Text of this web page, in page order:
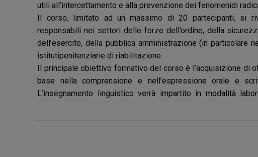
utili all’intercettamento e alla prevenzione dei fenomenidi
Il corso, limitato ad un massimo di 20 partecipanti, si
responsabili nei settori delle forze dell’ordine, della
dell’esercito, della pubblica amministrazione (in particolare
istitutipenitenziarie di riabilitazione.
Il principale obiettivo formativo del corso è l’acquisizione di
base nella comprensione e nell’espressione orale e
L’insegnamento linguistico verrà impartito in modalità